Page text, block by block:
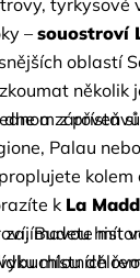
tyrkysové
– souostroví
oblastí
několik
a zároveň
z
Palau
kolem
k La
Budete mít
místních